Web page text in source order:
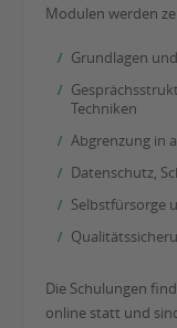
Modulen werden
Grundlagen
Techniken
Abgrenzung in
Datenschutz,
Selbstfürsorge
Die Schulungen
online statt und